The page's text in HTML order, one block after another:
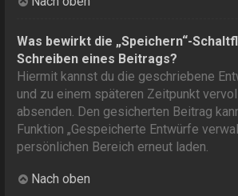
Was bewirkt die „Speichern“-
Schreiben eines Beitrags?
Hiermit kannst du die geschriebene
und zu einem späteren Zeitpunkt
absenden. Den gesicherten Beitrag
Funktion „Gespeicherte Entwürfe
persönlichen Bereich erneut laden.
Nach oben